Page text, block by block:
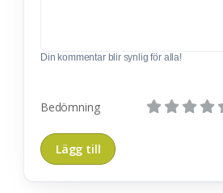
Din kommentar blir synlig för alla!
Bedömning